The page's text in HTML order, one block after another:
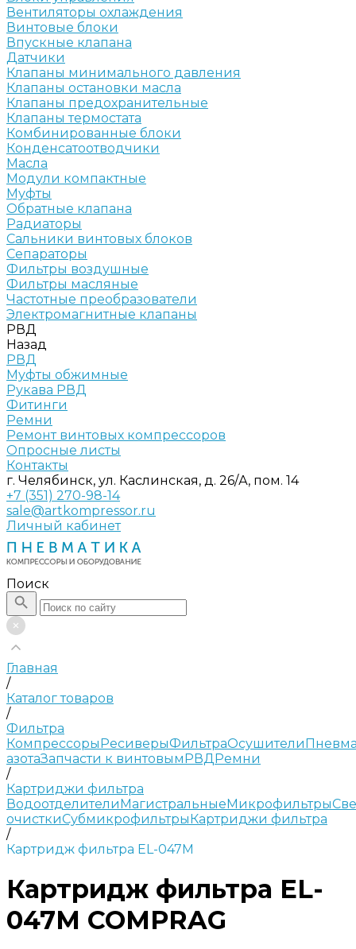
Вентиляторы охлаждения
Винтовые блоки
Впускные клапана
Датчики
Клапаны минимального давления
Клапаны остановки масла
Клапаны предохранительные
Клапаны термостата
Комбинированные блоки
Конденсатоотводчики
Масла
Модули компактные
Муфты
Обратные клапана
Радиаторы
Сальники винтовых блоков
Сепараторы
Фильтры воздушные
Фильтры масляные
Частотные преобразователи
Электромагнитные клапаны
РВД
Назад
РВД
Муфты обжимные
Рукава РВД
Фитинги
Ремни
Ремонт винтовых компрессоров
Опросные листы
Контакты
г. Челябинск, ул. Каслинская, д. 26/А, пом. 14
+7 (351) 270-98-14
sale@artkompressor.ru
Личный кабинет
Поиск
Главная
/
Каталог товаров
/
Фильтра
КомпрессорыРесиверыФильтраОсушители
азотаЗапчасти к винтовымРВДРемни
/
Картриджи фильтра
ВодоотделителиМагистральныеМикрофильтры
очисткиСубмикрофильтрыКартриджи фильтра
/
Картридж фильтра EL-047M
Картридж фильтра EL-
047M COMPRAG